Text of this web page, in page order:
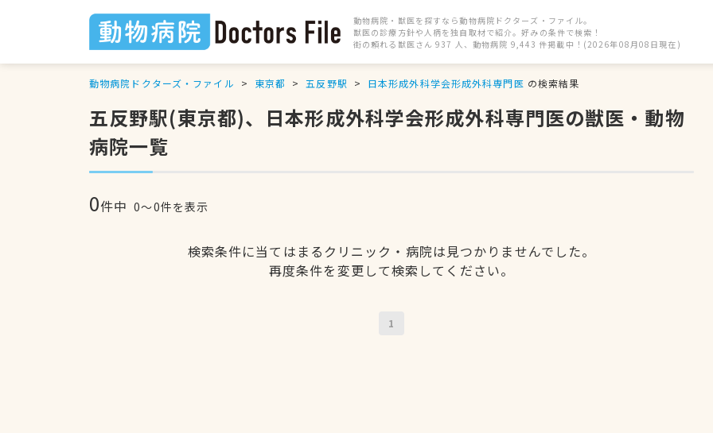
動物病院・獣医を探すなら動物病院ドクターズ・ファイル。
獣医の診療方針や人柄を独自取材で紹介。好みの条件で検索！
街の頼れる獣医さん 937 人、動物病院 9,443 件掲載中！(2026年08月08日現在)
動物病院ドクターズ・ファイル 東京都 五反野駅 日本形成外科学会形成外科専門医 の検索結果
五反野駅(東京都)、日本形成外科学会形成外科専門医の獣医・動物
病院一覧
0件中 0〜0件を表示
検索条件に当てはまるクリニック・病院は見つかりませんでした。
再度条件を変更して検索してください。
1